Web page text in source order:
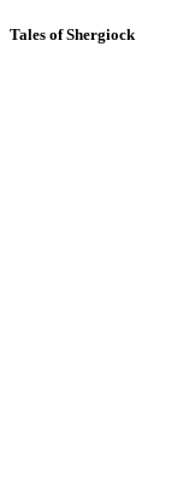
Tales of Shergiock